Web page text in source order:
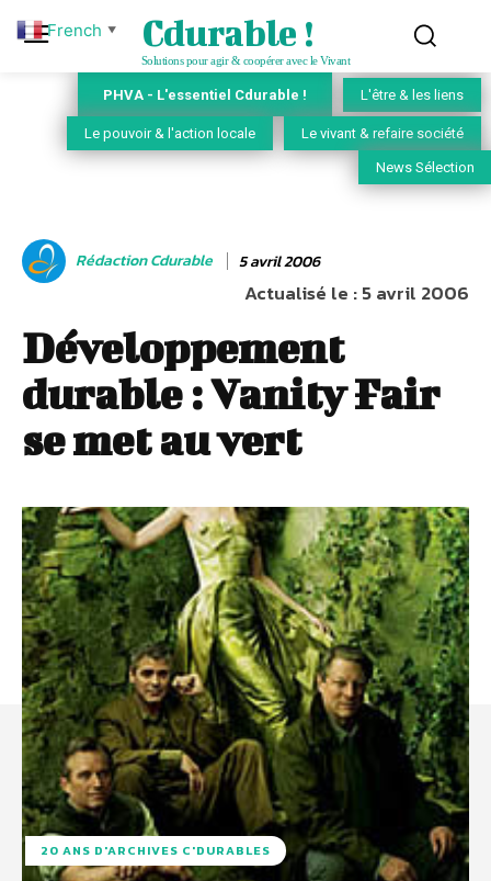
Cdurable !
Solutions pour agir & coopérer avec le Vivant
PHVA - L'essentiel Cdurable ! L'être & les liens
Le pouvoir & l'action locale Le vivant & refaire société
News Sélection
Rédaction Cdurable 5 avril 2006
Actualisé le :5 avril 2006
Développement
durable : Vanity Fair
se met au vert
20 ANS D'ARCHIVES C'DURABLES
French ▼